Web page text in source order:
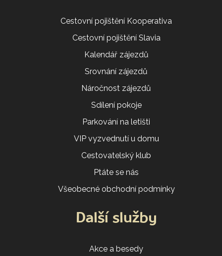
Cestovní pojištění Kooperativa
Cestovní pojištění Slavia
Kalendář zájezdů
Srovnání zájezdů
Náročnost zájezdů
Sdílení pokoje
Parkování na letišti
VIP vyzvednutí u domu
Cestovatelský klub
Ptáte se nás
Všeobecné obchodní podmínky
Další služby
Akce a besedy